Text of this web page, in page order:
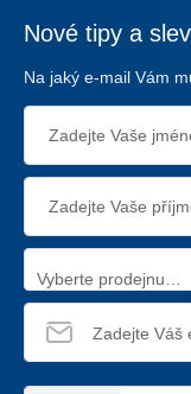
Nové tipy a
Na jaký e-mail Vám
Vyberte prodejnu…